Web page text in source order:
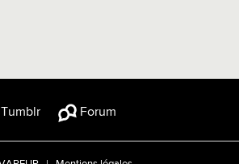
Tumblr Forum